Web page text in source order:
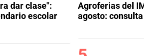
dar clase":
escolar
Agroferias del
agosto: